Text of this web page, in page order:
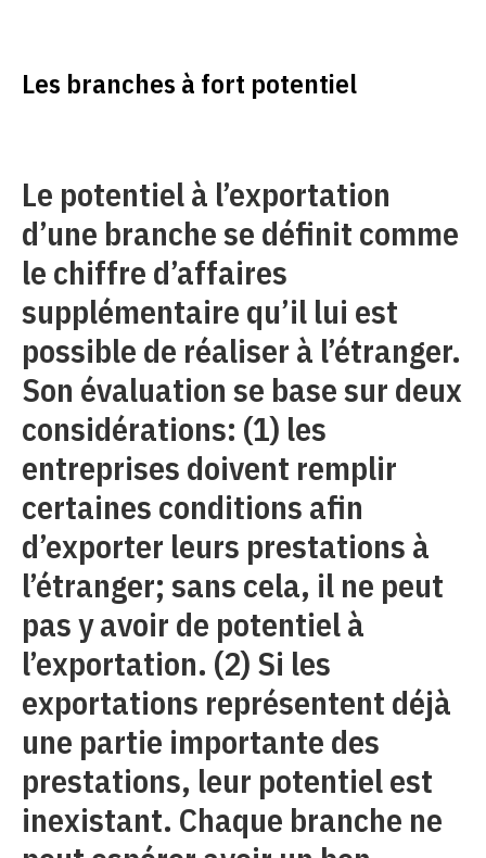
Les branches à fort potentiel
Le potentiel à l’exportation
d’une branche se définit comme
le chiffre d’affaires
supplémentaire qu’il lui est
possible de réaliser à l’étranger.
Son évaluation se base sur deux
considérations: (1) les
entreprises doivent remplir
certaines conditions afin
d’exporter leurs prestations à
l’étranger; sans cela, il ne peut
pas y avoir de potentiel à
l’exportation. (2) Si les
exportations représentent déjà
une partie importante des
prestations, leur potentiel est
inexistant. Chaque branche ne